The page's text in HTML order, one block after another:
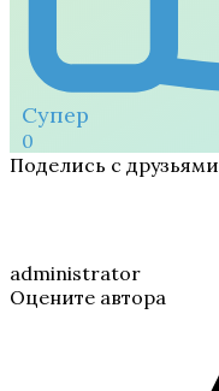
Супер
0
Поделись с друзьями
administrator
Оцените автора